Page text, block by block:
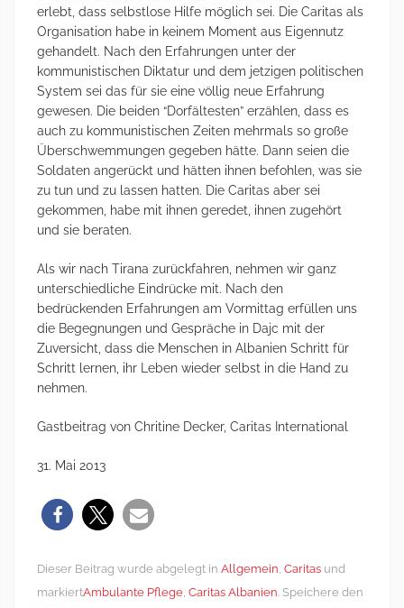
erlebt, dass selbstlose Hilfe möglich sei. Die Caritas als
Organisation habe in keinem Moment aus Eigennutz
gehandelt. Nach den Erfahrungen unter der
kommunistischen Diktatur und dem jetzigen politischen
System sei das für sie eine völlig neue Erfahrung
gewesen. Die beiden “Dorfältesten” erzählen, dass es
auch zu kommunistischen Zeiten mehrmals so große
Überschwemmungen gegeben hätte. Dann seien die
Soldaten angerückt und hätten ihnen befohlen, was sie
zu tun und zu lassen hatten. Die Caritas aber sei
gekommen, habe mit ihnen geredet, ihnen zugehört
und sie beraten.
Als wir nach Tirana zurückfahren, nehmen wir ganz
unterschiedliche Eindrücke mit. Nach den
bedrückenden Erfahrungen am Vormittag erfüllen uns
die Begegnungen und Gespräche in Dajc mit der
Zuversicht, dass die Menschen in Albanien Schritt für
Schritt lernen, ihr Leben wieder selbst in die Hand zu
nehmen.
Gastbeitrag von Chritine Decker, Caritas International
31. Mai 2013
Dieser Beitrag wurde abgelegt in Allgemein, Caritas und
markiertAmbulante Pflege, Caritas Albanien. Speichere den